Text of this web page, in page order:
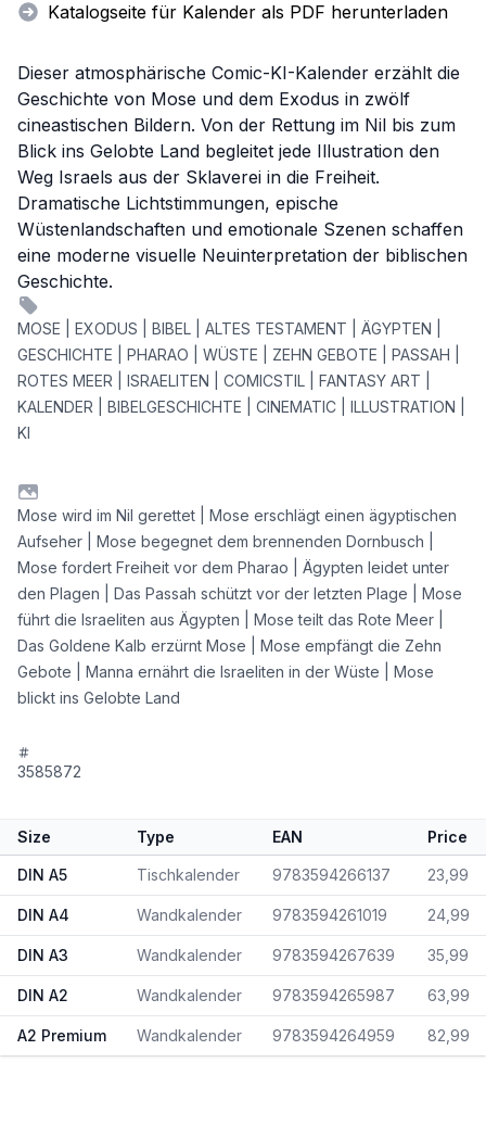
Katalogseite für Kalender als PDF herunterladen
Dieser atmosphärische Comic-KI-Kalender erzählt die
Geschichte von Mose und dem Exodus in zwölf
cineastischen Bildern. Von der Rettung im Nil bis zum
Blick ins Gelobte Land begleitet jede Illustration den
Weg Israels aus der Sklaverei in die Freiheit.
Dramatische Lichtstimmungen, epische
Wüstenlandschaften und emotionale Szenen schaffen
eine moderne visuelle Neuinterpretation der biblischen
Geschichte.
MOSE | EXODUS | BIBEL | ALTES TESTAMENT | ÄGYPTEN |
GESCHICHTE | PHARAO | WÜSTE | ZEHN GEBOTE | PASSAH |
ROTES MEER | ISRAELITEN | COMICSTIL | FANTASY ART |
KALENDER | BIBELGESCHICHTE | CINEMATIC | ILLUSTRATION |
KI
Mose wird im Nil gerettet | Mose erschlägt einen ägyptischen
Aufseher | Mose begegnet dem brennenden Dornbusch |
Mose fordert Freiheit vor dem Pharao | Ägypten leidet unter
den Plagen | Das Passah schützt vor der letzten Plage | Mose
führt die Israeliten aus Ägypten | Mose teilt das Rote Meer |
Das Goldene Kalb erzürnt Mose | Mose empfängt die Zehn
Gebote | Manna ernährt die Israeliten in der Wüste | Mose
blickt ins Gelobte Land
3585872
Size Type EAN Price
DIN A5 Tischkalender 9783594266137 23,99
DIN A4 Wandkalender 9783594261019 24,99
DIN A3 Wandkalender 9783594267639 35,99
DIN A2 Wandkalender 9783594265987 63,99
A2 Premium Wandkalender 9783594264959 82,99